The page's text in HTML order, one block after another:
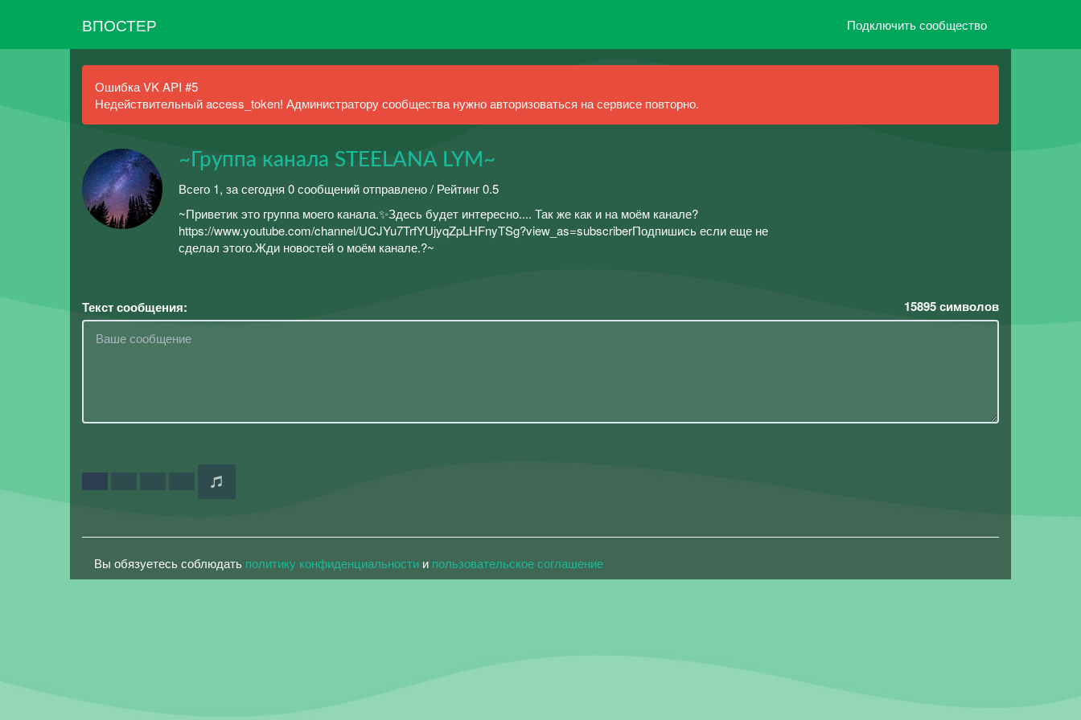
ВПОСТЕР Подключить сообщество
Ошибка VK API #5
Недействительный access_token! Администратору сообщества нужно авторизоваться на сервисе повторно.
~Группа канала STEELANA LYM~
Всего 1, за сегодня 0 сообщений отправлено / Рейтинг 0.5
~Приветик это группа моего канала.✨Здесь будет интересно.... Так же как и на моём канале?
https://www.youtube.com/channel/UCJYu7TrfYUjyqZpLHFnyTSg?view_as=subscriberПодпишись если еще не
сделал этого.Жди новостей о моём канале.?~
Текст сообщения: 15895символов
Вы обязуетесь соблюдать политику конфиденциальности и пользовательское соглашение